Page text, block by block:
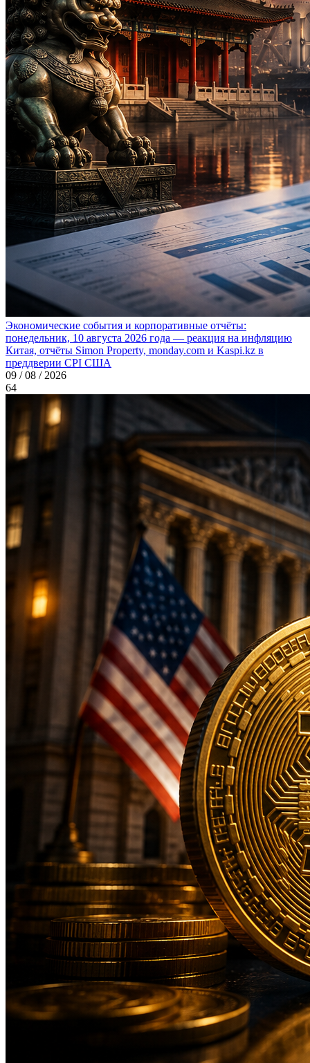
Экономические события и корпоративные отчёты:
понедельник, 10 августа 2026 года — реакция на инфляцию
Китая, отчёты Simon Property, monday.com и Kaspi.kz в
преддверии CPI США
09 / 08 / 2026
64